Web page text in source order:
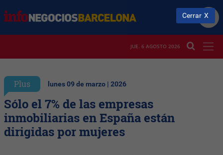
JUE. 6 AGOSTO 2026
Plus lunes 09 de marzo | 2026
Sólo el 7% de las empresas
inmobiliarias en España están
dirigidas por mujeres
Cerrar